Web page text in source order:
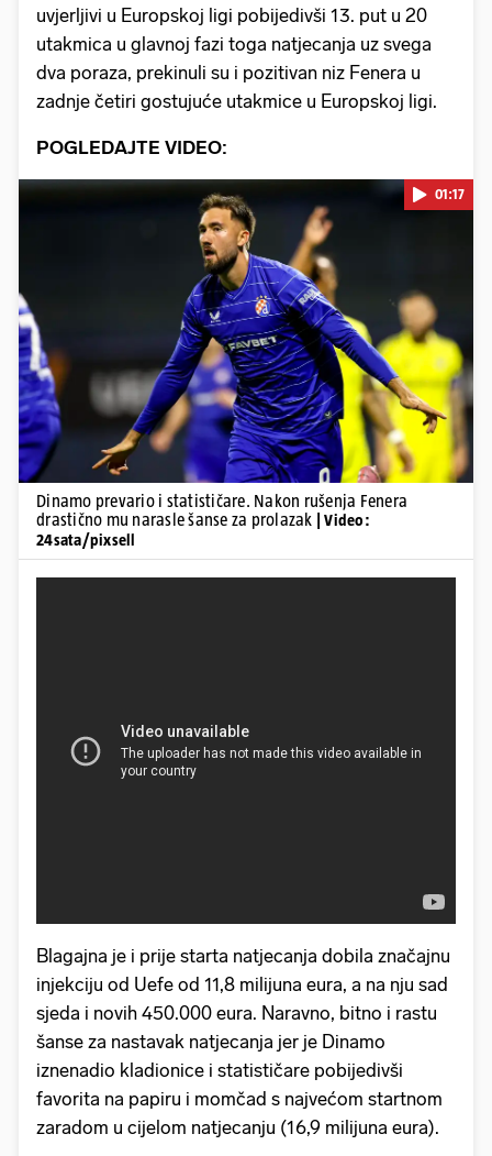
uvjerljivi u Europskoj ligi pobijedivši 13. put u 20
utakmica u glavnoj fazi toga natjecanja uz svega
dva poraza, prekinuli su i pozitivan niz Fenera u
zadnje četiri gostujuće utakmice u Europskoj ligi.
POGLEDAJTE VIDEO:
Pokretanje videa...
01:17
Dinamo prevario i statističare. Nakon rušenja Fenera
drastično mu narasle šanse za prolazak
| Video:
24sata/pixsell
Blagajna je i prije starta natjecanja dobila značajnu
injekciju od Uefe od 11,8 milijuna eura, a na nju sad
sjeda i novih 450.000 eura. Naravno, bitno i rastu
šanse za nastavak natjecanja jer je Dinamo
iznenadio kladionice i statističare pobijedivši
favorita na papiru i momčad s najvećom startnom
zaradom u cijelom natjecanju (16,9 milijuna eura).